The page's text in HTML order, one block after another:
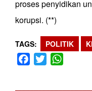
proses penyidikan
korupsi. (**)
TAGS POLITIK
Facebook
Twitter